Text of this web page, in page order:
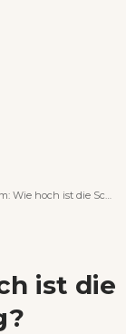
ist die Schadstoffbelastung?
ist die